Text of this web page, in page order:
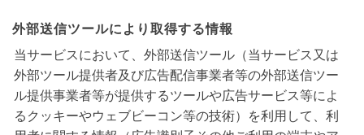
外部送信ツールにより取得する情報
当サービスにおいて、外部送信ツール（当サービス又は
外部ツール提供者及び広告配信事業者等の外部送信ツー
ル提供事業者等が提供するツールや広告サービス等によ
るクッキーやウェブビーコン等の技術）を利用して、利